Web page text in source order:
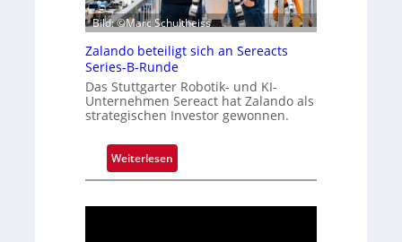
Bild: ©Marc Schultheiss
Zalando beteiligt sich an Sereacts
Series-B-Runde
Das Stuttgarter Robotik- und KI-
Unternehmen Sereact hat Zalando als
strategischen Investor gewonnen.
Weiterlesen:
Z